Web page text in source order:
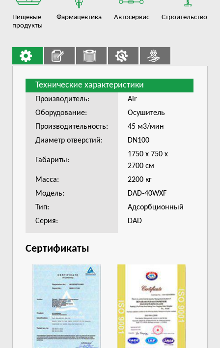
Пищевые
продукты
Фармацевтика Автосервис Строительство
Технические характеристики
Производитель:
Air
Оборудование:
Осушитель
Производительность:
45 м3/мин
Диаметр отверстий:
DN100
Габариты:
1750 х 750 х
2700 см
Масса:
2200 кг
Модель:
DAD-40WXF
Тип:
Адсорбционный
Серия:
DAD
Сертификаты